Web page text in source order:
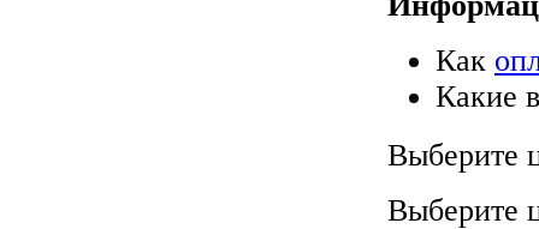
Как
Какие
Выберите
Выберите